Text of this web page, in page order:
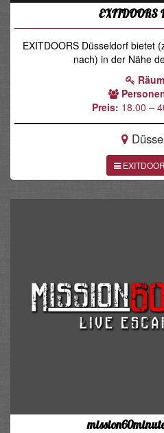
EXITDOORS
EXITDOORS Düsseldorf bietet
nach) in der Nähe
Preis: 18.00 –